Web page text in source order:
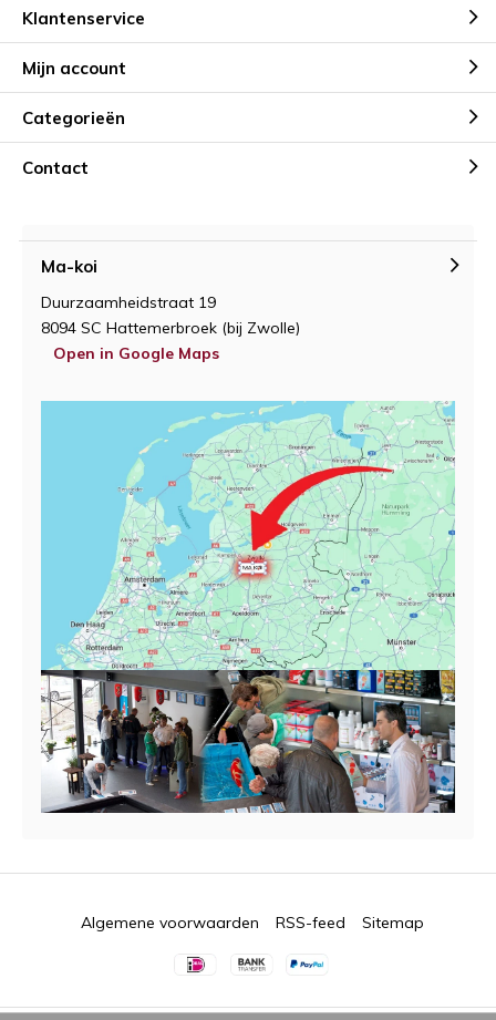
Klantenservice
Mijn account
Categorieën
Contact
Ma-koi
Duurzaamheidstraat 19
8094 SC Hattemerbroek (bij Zwolle)
Open in Google Maps
Algemene voorwaarden RSS-feed Sitemap